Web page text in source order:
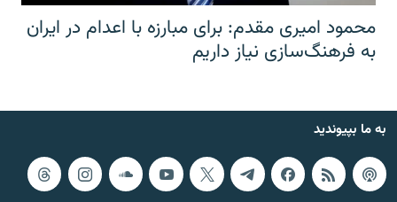
محمود امیری مقدم: برای مبارزه با اعدام در ایران
به فرهنگ‌سازی نیاز داریم
به ما بپیوندید